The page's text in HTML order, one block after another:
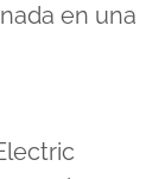
en una